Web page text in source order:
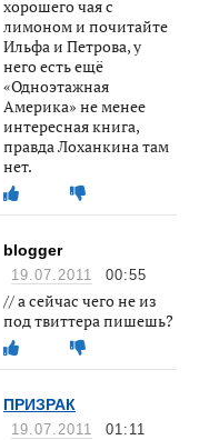
хорошего чая с
лимоном и почитайте
Ильфа и Петрова, у
него есть ещё
«Одноэтажная
Америка» не менее
интересная книга,
правда Лоханкина там
нет.
blogger
19.07.2011 00:55
// а сейчас чего не из
под твиттера пишешь?
ПРИЗРАК
19.07.2011 01:11